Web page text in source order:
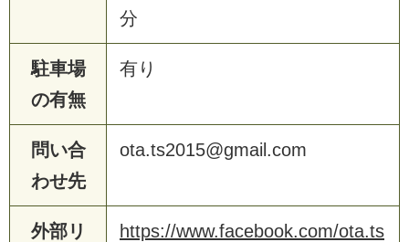
分
駐車場
の有無
有り
問い合
わせ先
ota.ts2015@gmail.com
外部リ
https://www.facebook.com/ota.ts